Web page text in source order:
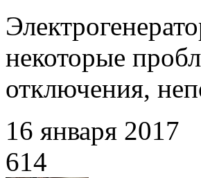
некоторые
отключения,
16 января 2017
614